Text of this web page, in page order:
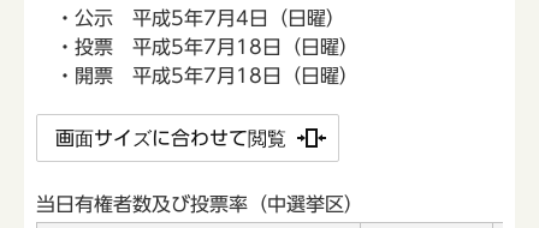
・公示 平成5年7月4日（日曜）
・投票 平成5年7月18日（日曜）
・開票 平成5年7月18日（日曜）
画面サイズに合わせて閲覧
当日有権者数及び投票率（中選挙区）